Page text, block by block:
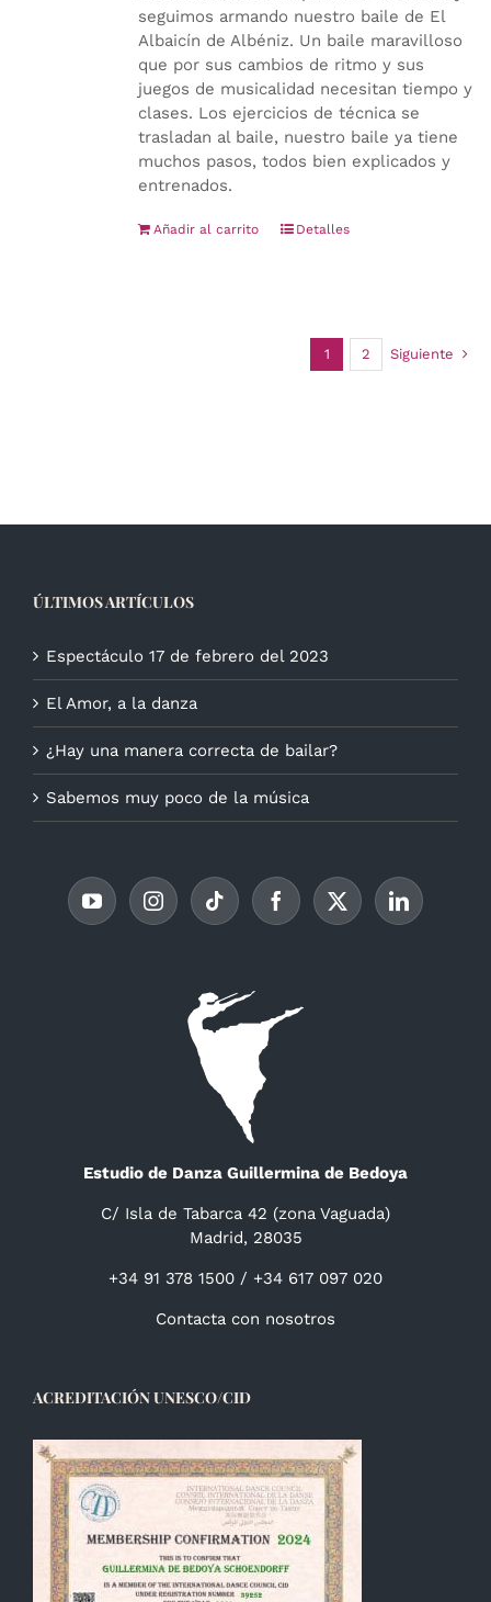
seguimos armando nuestro baile de El
Albaicín de Albéniz. Un baile maravilloso
que por sus cambios de ritmo y sus
juegos de musicalidad necesitan tiempo y
clases. Los ejercicios de técnica se
trasladan al baile, nuestro baile ya tiene
muchos pasos, todos bien explicados y
entrenados.
Añadir al carrito Detalles
1 2 Siguiente
ÚLTIMOS ARTÍCULOS
Espectáculo 17 de febrero del 2023
El Amor, a la danza
¿Hay una manera correcta de bailar?
Sabemos muy poco de la música
Estudio de Danza Guillermina de Bedoya
C/ Isla de Tabarca 42 (zona Vaguada)
Madrid, 28035
+34 91 378 1500 / +34 617 097 020
Contacta con nosotros
ACREDITACIÓN UNESCO/CID